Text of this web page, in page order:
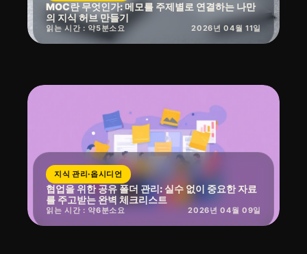
MOC란 무엇인가: 메모를 주제별로 연결하는 나만
의 지식 허브 만들기
읽는 시간 : 약5분소요 2026년 04월 11일
지식 관리·옵시디언
협업을 위한 공유 폴더 관리: 실수 없이 중요한 자료
를 주고받는 완벽 체크리스트
읽는 시간 : 약6분소요 2026년 04월 09일